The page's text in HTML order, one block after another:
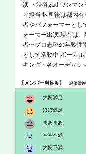
演 ・渋谷glad ワンマ
ィ担当 退所後は都内
者やパフォーマーとし
ォーマー出演 現在は
者〜プロ志望の年齢性
として活動中 ボーカ
キング・各オーディシ
【メンバー満足度】評価回
大変満足
ほぼ満足
まあまあ
やや不満
大変不満